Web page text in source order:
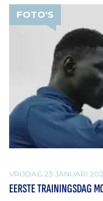
FOTO'S
VRIJDAG 23 JANUARI
EERSTE TRAININGSDAG